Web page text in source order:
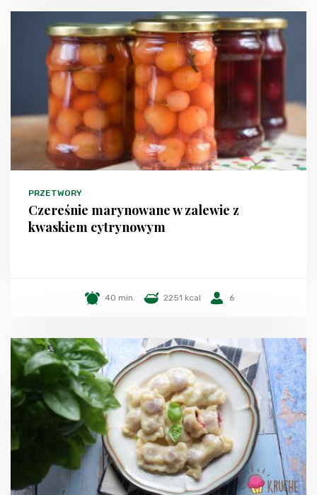
PRZETWORY
Czereśnie marynowane w zalewie z
kwaskiem cytrynowym
40 min. 2251 kcal 6